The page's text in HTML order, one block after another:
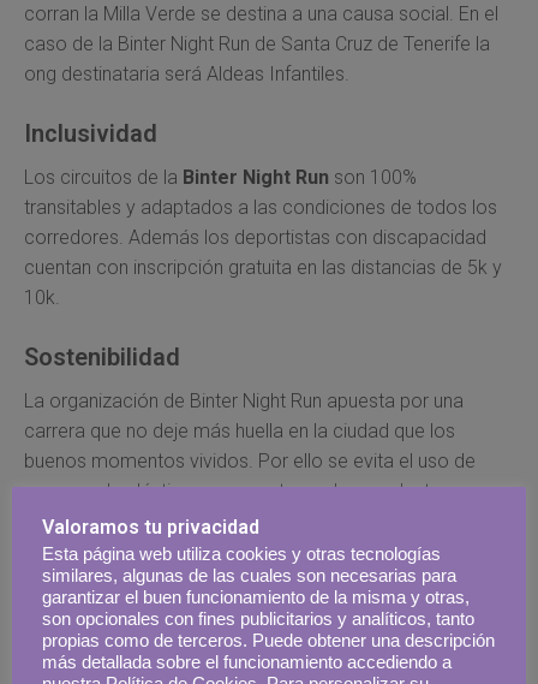
corran la Milla Verde se destina a una causa social. En el
caso de la Binter Night Run de Santa Cruz de Tenerife la
ong destinataria será Aldeas Infantiles.
Inclusividad
Los circuitos de la Binter Night Run son 100%
transitables y adaptados a las condiciones de todos los
corredores. Además los deportistas con discapacidad
cuentan con inscripción gratuita en las distancias de 5k y
10k.
Sostenibilidad
La organización de Binter Night Run apuesta por una
carrera que no deje más huella en la ciudad que los
buenos momentos vividos. Por ello se evita el uso de
envases de plástico, se apuesta por los productos
kilómetro cerz, la promoción del transporte público y un
plan de limpieza en coordinación con las
administraciones públicas.
Valoramos tu privacidad
Esta página web utiliza cookies y otras tecnologías
similares, algunas de las cuales son necesarias para
garantizar el buen funcionamiento de la misma y otras,
son opcionales con fines publicitarios y analíticos, tanto
propias como de terceros. Puede obtener una descripción
más detallada sobre el funcionamiento accediendo a